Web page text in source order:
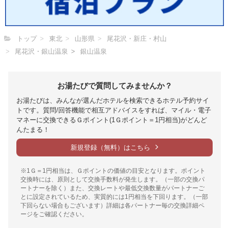
トップ 東北 山形県
尾花沢・新庄・村山
尾花沢・銀山温泉
銀山温泉
お湯たびで質問してみませんか？
お湯たびは、みんなが選んだホテルを検索できるホテル予約サイ
トです。質問/回答機能で相互アドバイスをすれば、マイル・電子
マネーに交換できるＧポイント(1Ｇポイント＝1円相当)がどんど
んたまる！
新規登録（無料）はこちら
※1Ｇ＝1円相当は、Ｇポイントの価値の目安となります。ポイント
交換時には、原則として交換手数料が発生します。（一部の交換パ
ートナーを除く）また、交換レートや最低交換数量がパートナーご
とに設定されているため、実質的には1円相当を下回ります。（一部
下回らない場合もございます）詳細は各パートナー毎の交換詳細ペ
ージをご確認ください。